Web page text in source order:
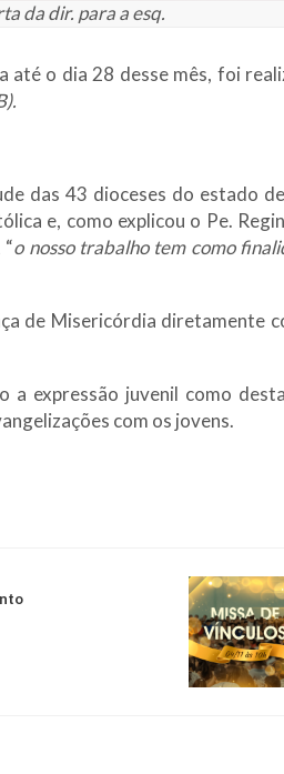
da dir. para a esq.
até o dia 28 desse mês, foi
das 43 dioceses do estado
e, como explicou o Pe.
o nosso trabalho tem como
de Misericórdia diretamente
a expressão juvenil como
com os jovens.